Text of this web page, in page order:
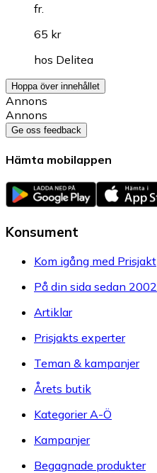
fr.
65 kr
hos Delitea
Hoppa över innehållet
Annons
Annons
Ge oss feedback
Hämta mobilappen
Konsument
Kom igång med Prisjakt
På din sida sedan 2002
Artiklar
Prisjakts experter
Teman & kampanjer
Årets butik
Kategorier A-Ö
Kampanjer
Begagnade produkter